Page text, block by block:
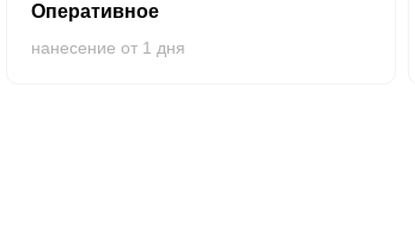
Оперативное
нанесение от 1 дня